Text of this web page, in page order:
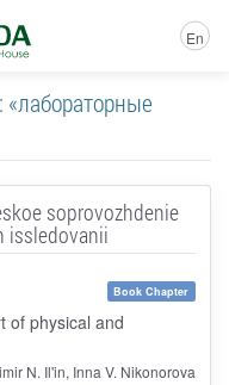
En
«лабораторные
soprovozhdenie
issledovanii
Book Chapter
of physical and
N. Il'in, Inna V. Nikonorova